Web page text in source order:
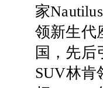
家
领新生代
国，先后
SUV林肯